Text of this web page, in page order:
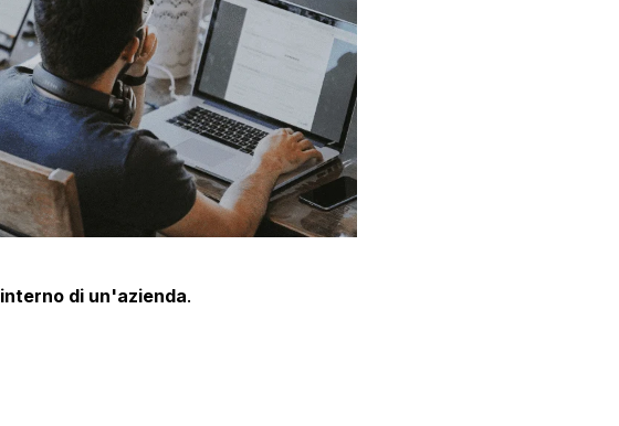
di un'azienda.